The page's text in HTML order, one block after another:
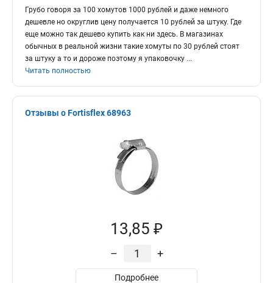
Грубо говоря за 100 хомутов 1000 рублей и даже немного
дешевле но округлив цену получается 10 рублей за штуку. Где
еще можно так дешево купить как ни здесь. В магазинах
обычных в реальной жизни такие хомуты по 30 рублей стоят
за штуку а то и дороже поэтому я упаковочку ...
Читать полностью
Отзывы о Fortisflex 68963
13,85 ₽
– +
Подробнее